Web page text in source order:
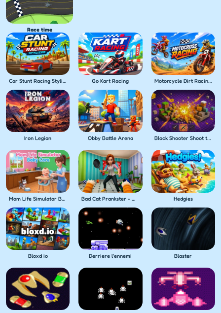
Race time
Car Stunt Racing Stylized Go Kart Racing Motorcycle Dirt Racing Multiplayer
Iron Legion Obby Battle Arena Block Shooter Shoot the Blocks!
Mom Life Simulator Baby Care Bad Cat Prankster - Mom's Return Hedgies
Bloxd io Derriere l'ennemi Blaster